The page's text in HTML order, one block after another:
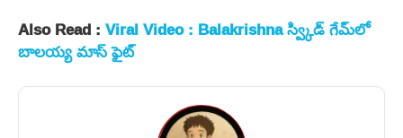
Also Read :Viral Video : Balakrishna స్వ్కిడ్ గేమ్‌లో
బాలయ్య మాస్ ఫైట్